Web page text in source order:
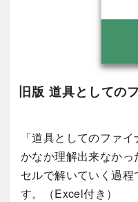
旧版 道具としての
「道具としてのファ
かなか理解出来なか
セルで解いていく過程
す。（Excel付き）